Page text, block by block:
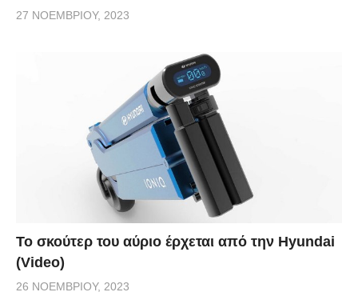
27 ΝΟΕΜΒΡΊΟΥ, 2023
Το σκούτερ του αύριο έρχεται από την Hyundai
(Video)
26 ΝΟΕΜΒΡΊΟΥ, 2023